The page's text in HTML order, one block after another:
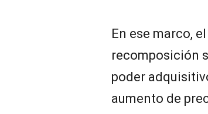
En ese marco,
recomposición
poder
aumento de